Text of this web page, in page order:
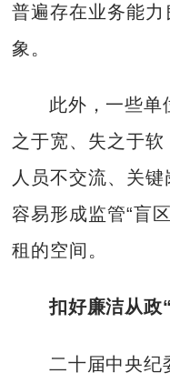
普遍存在业务能
象。
此外，一些单
之于宽、失之于软
人员不交流、关
容易形成监管“盲
租的空间。
扣好廉洁从政
二十届中央纪